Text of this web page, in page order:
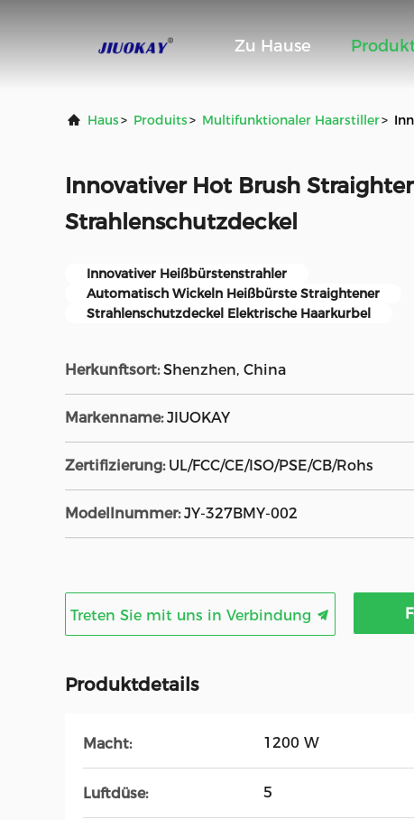
Zu Hause
Haus> Produits> Multifunktionaler Haarstiller>
Innovativer Hot Brush
Strahlenschutzdeckel
Innovativer Heißbürstenstrahler
Automatisch Wickeln Heißbürste Straightener
Strahlenschutzdeckel Elektrische Haarkurbel
Herkunftsort: Shenzhen, China
Markenname: JIUOKAY
Zertifizierung: UL/FCC/CE/ISO/PSE/CB/Rohs
Modellnummer: JY-327BMY-002
Treten Sie mit uns in Verbindung
Produktdetails
Macht: 1200 W
Luftdüse: 5